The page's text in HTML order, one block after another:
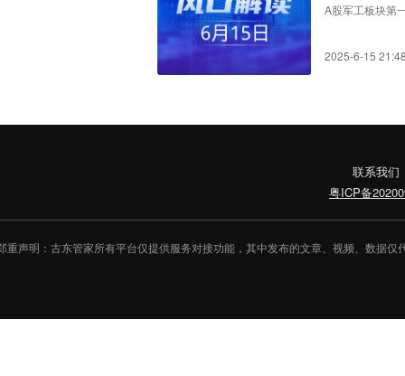
A股军工板块第
2025-6-15
联系我们
粤ICP备
重声明：古东管家所有平台仅提供服务对接功能，其中发布的文章、视频、数据